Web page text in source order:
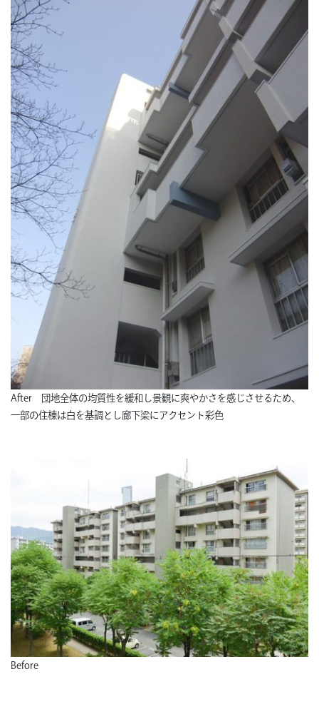
After 団地全体の均質性を緩和し景観に爽やかさを感じさせるため、
一部の住棟は白を基調とし廊下梁にアクセント彩色
Before